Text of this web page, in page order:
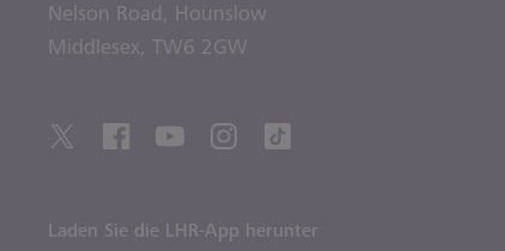
Nelson Road, Hounslow
Middlesex, TW6 2GW
Laden Sie die LHR-App herunter